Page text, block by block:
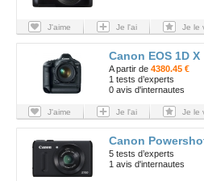
J'aime Je l'ai Je le
Canon EOS 1D X
A partir de 4380.45 €
1 tests d’experts
0 avis d'internautes
J'aime Je l'ai Je le
Canon
5 tests d’experts
1 avis d'internautes